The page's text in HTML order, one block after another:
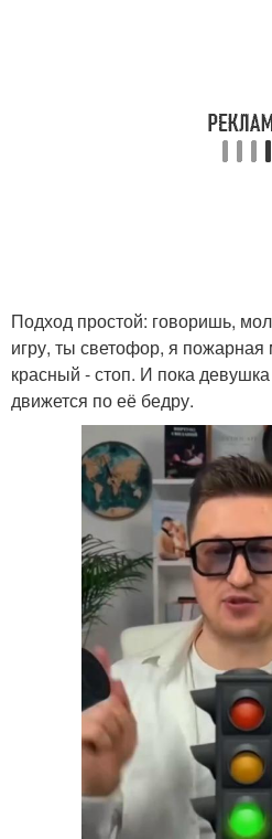
Подход простой: говоришь,
игру, ты светофор, я
красный - стоп. И пока
движется по её бедру.